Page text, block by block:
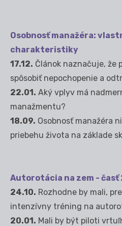
Osobnosť manažéra:
charakteristiky
17.12. Článok naznačuje, že
spôsobiť nepochopenie a
22.01. Aký vplyv má
manažmentu?
18.09. Osobnosť manažéra
priebehu života na základe
Autorotácia na zem - časť
24.10. Rozhodne by mali,
intenzívny tréning na
20.01. Mali by být piloti